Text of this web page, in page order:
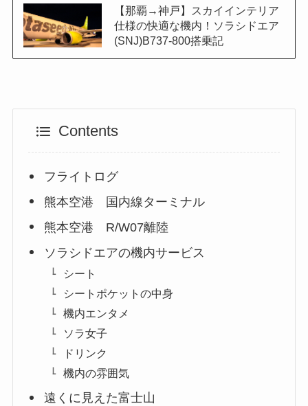
【那覇→神戸】スカイインテリア
仕様の快適な機内！ソラシドエア
(SNJ)B737-800搭乗記
Contents
フライトログ
熊本空港 国内線ターミナル
熊本空港 R/W07離陸
ソラシドエアの機内サービス
シート
シートポケットの中身
機内エンタメ
ソラ女子
ドリンク
機内の雰囲気
遠くに見えた富士山